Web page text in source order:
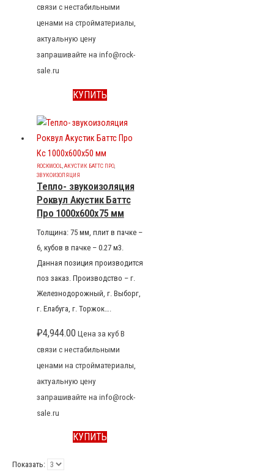
связи с нестабильными
ценами на стройматериалы,
актуальную цену
запрашивайте на info@rock-
sale.ru
КУПИТЬ
ROCKWOOL,АКУСТИК БАТТС ПРО,
ЗВУКОИЗОЛЯЦИЯ
Тепло- звукоизоляция
Роквул Акустик Баттс
Про 1000x600x75 мм
Толщина: 75 мм, плит в пачке –
6, кубов в пачке – 0.27 м3.
Данная позиция производится
поз заказ. Производство – г.
Железнодорожный, г. Выборг,
г. Елабуга, г. Торжок….
₽4,944.00 Цена за куб В
связи с нестабильными
ценами на стройматериалы,
актуальную цену
запрашивайте на info@rock-
sale.ru
КУПИТЬ
Показать: